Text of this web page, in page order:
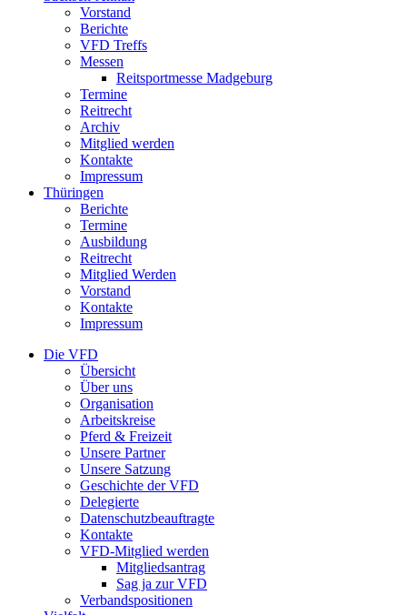
Vorstand
Berichte
VFD Treffs
Messen
Reitsportmesse Madgeburg
Termine
Reitrecht
Archiv
Mitglied werden
Kontakte
Impressum
Thüringen
Berichte
Termine
Ausbildung
Reitrecht
Mitglied Werden
Vorstand
Kontakte
Impressum
Die VFD
Übersicht
Über uns
Organisation
Arbeitskreise
Pferd & Freizeit
Unsere Partner
Unsere Satzung
Geschichte der VFD
Delegierte
Datenschutzbeauftragte
Kontakte
VFD-Mitglied werden
Mitgliedsantrag
Sag ja zur VFD
Verbandspositionen